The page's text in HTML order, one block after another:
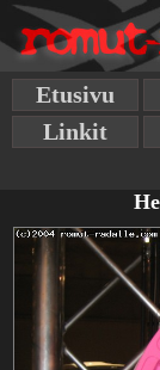
Etusivu
Linkit